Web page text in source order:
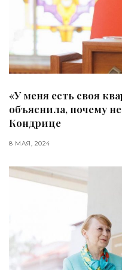
«У меня есть своя
объяснила, почему
Кондрице
8 МАЯ, 2024